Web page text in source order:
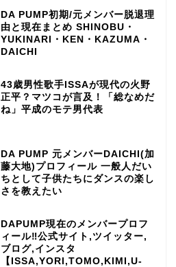
DA PUMP初期/元メンバー脱退理
由と現在まとめ SHINOBU・
YUKINARI・KEN・KAZUMA・
DAICHI
43歳男性歌手ISSAが現代の火野
正平？マツコが言及！「総なめだ
ね」平成のモテ男代表
DA PUMP 元メンバーDAICHI(加
藤大地)プロフィール 一般人だい
ちとして子供たちにダンスの楽し
さを教えたい
DAPUMP現在のメンバープロフ
ィール‼公式サイト,ツイッター,
ブログ,インスタ
【ISSA,YORI,TOMO,KIMI,U-